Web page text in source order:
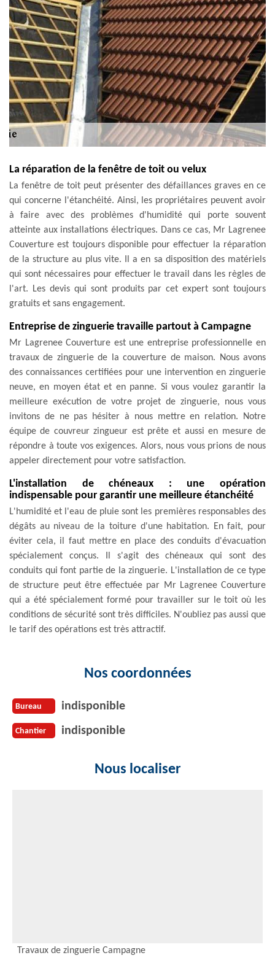
La réparation de la fenêtre de toit ou velux
La fenêtre de toit peut présenter des défaillances graves en ce
qui concerne l'étanchéité. Ainsi, les propriétaires peuvent avoir
à faire avec des problèmes d'humidité qui porte souvent
atteinte aux installations électriques. Dans ce cas, Mr Lagrenee
Couverture est toujours disponible pour effectuer la réparation
de la structure au plus vite. Il a en sa disposition des matériels
qui sont nécessaires pour effectuer le travail dans les règles de
l'art. Les devis qui sont produits par cet expert sont toujours
gratuits et sans engagement.
Entreprise de zinguerie travaille partout à Campagne
Mr Lagrenee Couverture est une entreprise professionnelle en
travaux de zinguerie de la couverture de maison. Nous avons
des connaissances certifiées pour une intervention en zinguerie
neuve, en moyen état et en panne. Si vous voulez garantir la
meilleure exécution de votre projet de zinguerie, nous vous
invitons de ne pas hésiter à nous mettre en relation. Notre
équipe de couvreur zingueur est prête et aussi en mesure de
répondre à toute vos exigences. Alors, nous vous prions de nous
appeler directement pour votre satisfaction.
L'installation de chéneaux : une opération
indispensable pour garantir une meilleure étanchéité
L'humidité et l'eau de pluie sont les premières responsables des
dégâts au niveau de la toiture d'une habitation. En fait, pour
éviter cela, il faut mettre en place des conduits d'évacuation
spécialement conçus. Il s'agit des chéneaux qui sont des
conduits qui font partie de la zinguerie. L'installation de ce type
de structure peut être effectuée par Mr Lagrenee Couverture
qui a été spécialement formé pour travailler sur le toit où les
conditions de sécurité sont très difficiles. N'oubliez pas aussi que
le tarif des opérations est très attractif.
Nos coordonnées
Bureau indisponible
Chantier indisponible
Nous localiser
Travaux de zinguerie Campagne